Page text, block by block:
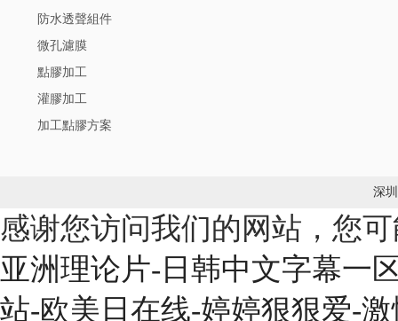
防水透聲組件
微孔濾膜
點膠加工
灌膠加工
加工點膠方案
深
感谢您访问我们的网站，您
亚洲理论片-日韩中文字幕一
站-欧美日在线-婷婷狠狠爱-